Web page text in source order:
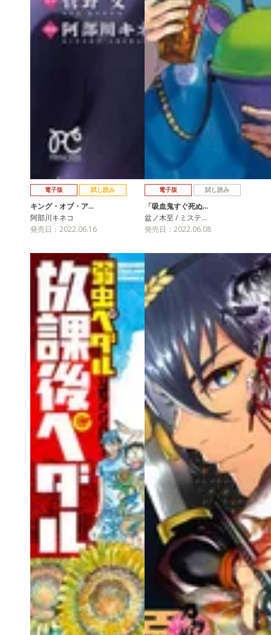
電子版 試し読み
キング・オブ・ア…
阿部川キネコ
発売日：2022.06.16
電子版 試し読み
「吸血鬼すぐ死ぬ…
盆ノ木至 / ミステ…
発売日：2022.06.08